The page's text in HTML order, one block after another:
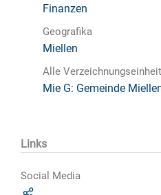
Finanzen
Geografika
Miellen
Alle
Mie G: Gemeinde
Links
Social Media